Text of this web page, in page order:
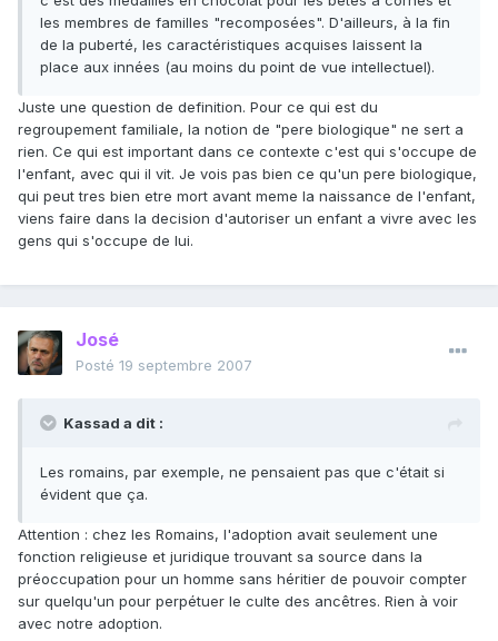
les membres de familles "recomposées". D'ailleurs, à la fin
de la puberté, les caractéristiques acquises laissent la
place aux innées (au moins du point de vue intellectuel).
Juste une question de definition. Pour ce qui est du
regroupement familiale, la notion de "pere biologique" ne sert a
rien. Ce qui est important dans ce contexte c'est qui s'occupe de
l'enfant, avec qui il vit. Je vois pas bien ce qu'un pere biologique,
qui peut tres bien etre mort avant meme la naissance de l'enfant,
viens faire dans la decision d'autoriser un enfant a vivre avec les
gens qui s'occupe de lui.
José
Posté 19 septembre 2007
Kassad a dit :
Les romains, par exemple, ne pensaient pas que c'était si
évident que ça.
Attention : chez les Romains, l'adoption avait seulement une
fonction religieuse et juridique trouvant sa source dans la
préoccupation pour un homme sans héritier de pouvoir compter
sur quelqu'un pour perpétuer le culte des ancêtres. Rien à voir
avec notre adoption.